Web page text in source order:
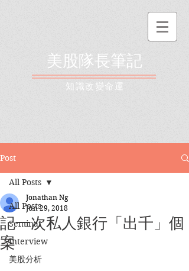
美股隊長筆記
​知識改變命運
Post
All Posts
Seminar
Interview
美股分析
All Posts
記一次私人銀行「出千」個
案
Jonathan Ng
Jun 29, 2018